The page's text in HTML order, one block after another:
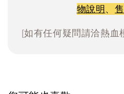
物說明、
[如有任何疑問請洽熱血